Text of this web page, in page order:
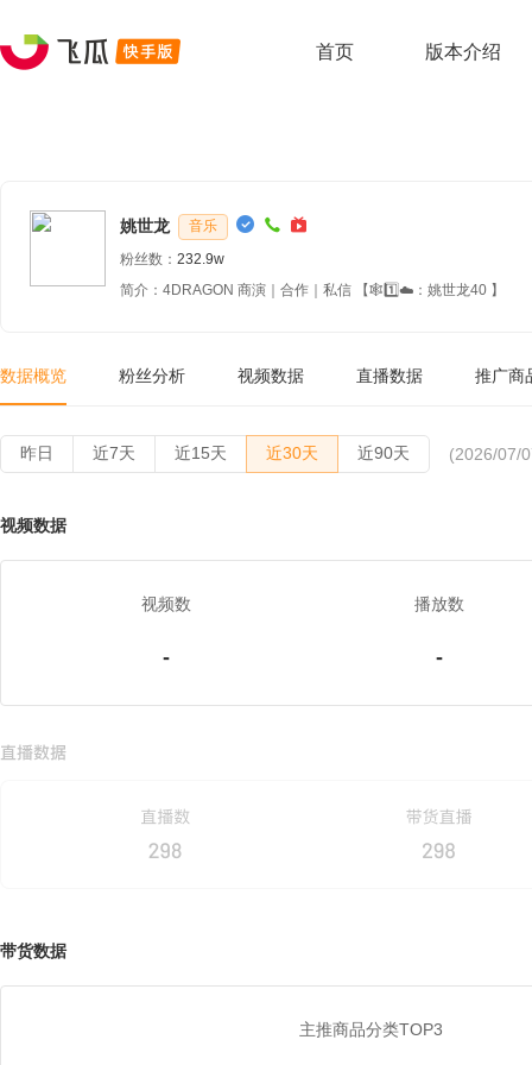
首页 版本介绍
姚世龙
音乐
粉丝数： 232.9w
简介：4DRAGON 商演｜合作｜私信 【🕸️1️⃣☁️：姚世龙40 】
数据概览 粉丝分析 视频数据 直播数据 推广商
昨日 近7天 近15天 近30天 近90天 (2026/07/
视频数据
视频数
-
播放数
-
带货数据
主推商品分类TOP3